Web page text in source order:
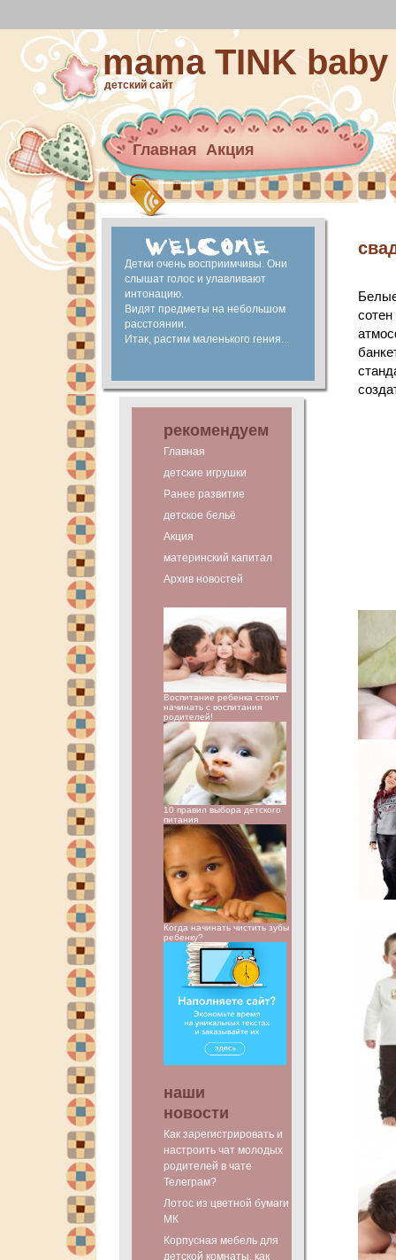
mama TINK baby
детский сайт
Главная Акция
Архив новостей
материнский капитал
Ранее развитие
Детки очень восприимчивы. Они
слышат голос и улавливают
интонацию.
Видят предметы на небольшом
расстоянии.
Итак, растим маленького гения...
рекомендуем
Главная
детские игрушки
Ранее развитие
детское бельё
Акция
материнский капитал
Архив новостей
Воспитание ребенка стоит
начинать с воспитания
родителей!
10 правил выбора детского
питания
Когда начинать чистить зубы
ребенку?
наши
новости
Как зарегистрировать и
настроить чат молодых
родителей в чате
Телеграм?
Лотос из цветной бумаги
МК
Корпусная мебель для
детской комнаты: как